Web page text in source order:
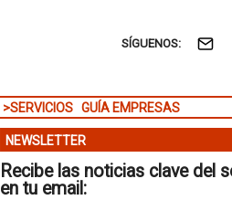
SÍGUENOS:
>SERVICIOS GUÍA EMPRESAS
NEWSLETTER
Recibe las noticias clave del
en tu email: